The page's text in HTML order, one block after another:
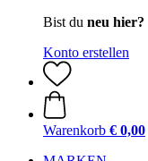
Bist du neu hier?
Konto erstellen
Warenkorb € 0,00